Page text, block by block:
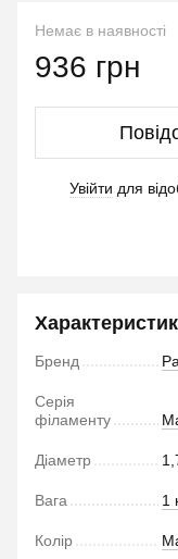
Немає в наявності
936 грн
Увійти для
Бренд
Серія
філаменту
Діаметр
Вага 1
Колір